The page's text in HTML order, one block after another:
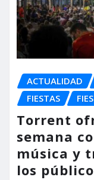
ACTUALIDAD
FIESTAS
Torrent
semana
música y
los